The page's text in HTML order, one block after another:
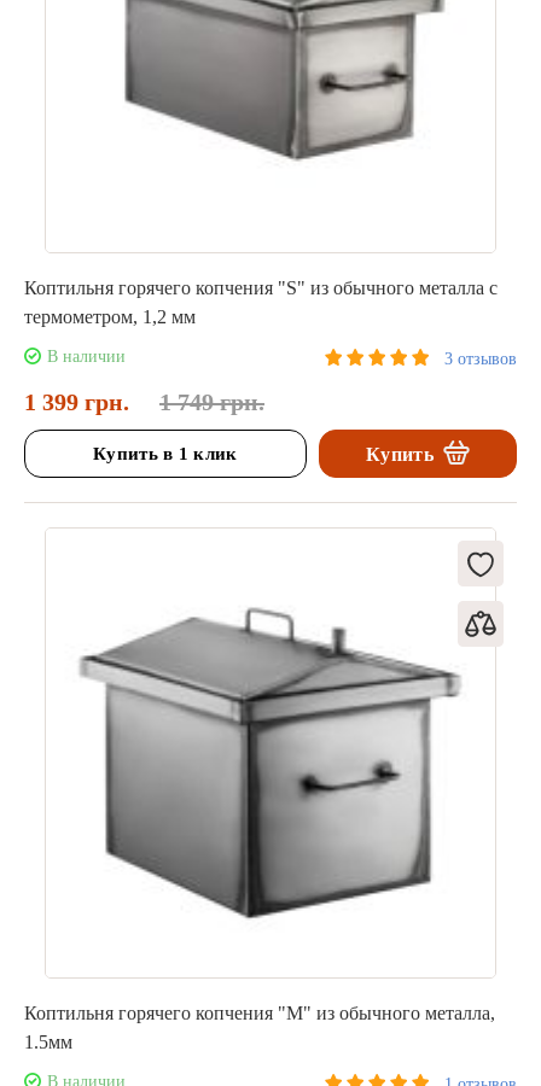
Коптильня горячего копчения "S" из обычного металла с
термометром, 1,2 мм
В наличии 3 отзывов
1 399 грн. 1 749 грн.
Купить в 1 клик Купить
Коптильня горячего копчения "М" из обычного металла,
1.5мм
В наличии